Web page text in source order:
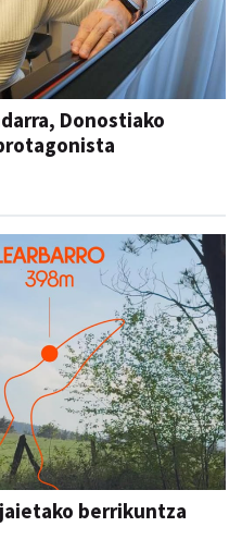
Donostiako
berrikuntza